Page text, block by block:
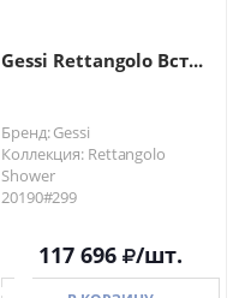
Gessi Rettangolo Вст...
Бренд: Gessi
Коллекция: Rettangolo
Shower
20190#299
117 696 /шт.